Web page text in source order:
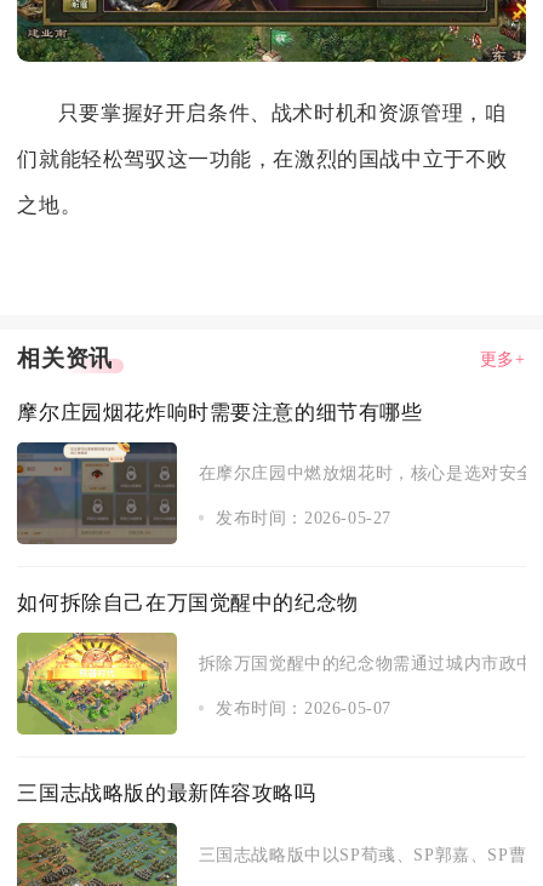
只要掌握好开启条件、战术时机和资源管理，咱
们就能轻松驾驭这一功能，在激烈的国战中立于不败
之地。
相关资讯 更多+
摩尔庄园烟花炸响时需要注意的细节有哪些
在摩尔庄园中燃放烟花时，核心是选对安
发布时间：2026-05-27
如何拆除自己在万国觉醒中的纪念物
拆除万国觉醒中的纪念物需通过城内市政
发布时间：2026-05-07
三国志战略版的最新阵容攻略吗
三国志战略版中以SP荀彧、SP郭嘉、SP曹